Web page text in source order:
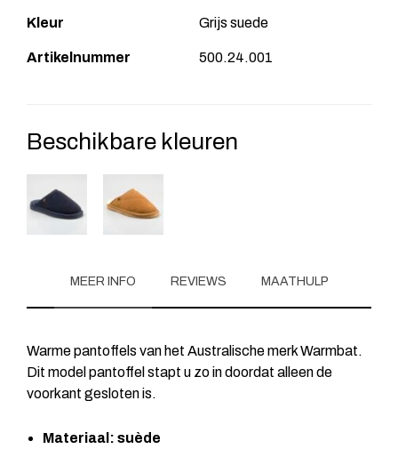
Kleur Grijs suede
Artikelnummer 500.24.001
Beschikbare kleuren
MEER INFO REVIEWS MAATHULP
Warme pantoffels van het Australische merk Warmbat.
Dit model pantoffel stapt u zo in doordat alleen de
voorkant gesloten is.
Materiaal: suède